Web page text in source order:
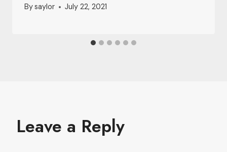
Bysaylor July 22, 2021
Leave a Reply